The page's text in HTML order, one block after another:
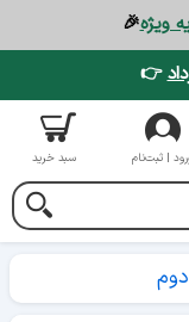
ویژه🎉
👉
| ثبت‌نام سبد خرید